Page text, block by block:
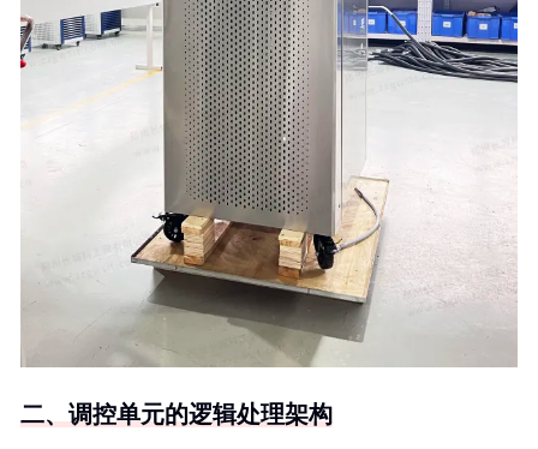
二、调控单元的逻辑处理架构